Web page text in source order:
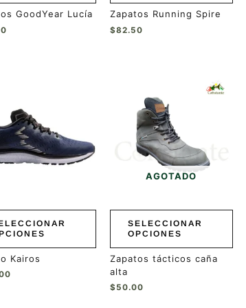
GoodYear Lucía
de
producto
Zapatos Running Spire
$82.50
Kairos
AGOTADO
SELECCIONAR
OPCIONES
múltiples
variantes.
opciones
en
página
de
producto
Zapatos tácticos caña
alta
$50.00